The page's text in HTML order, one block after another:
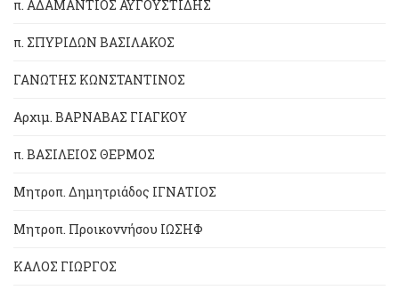
π. ΑΔΑΜΑΝΤΙΟΣ ΑΥΓΟΥΣΤΙΔΗΣ
π. ΣΠΥΡΙΔΩΝ ΒΑΣΙΛΑΚΟΣ
ΓΑΝΩΤΗΣ ΚΩΝΣΤΑΝΤΙΝΟΣ
Αρχιμ. ΒΑΡΝΑΒΑΣ ΓΙΑΓΚΟΥ
π. ΒΑΣΙΛΕΙΟΣ ΘΕΡΜΟΣ
Μητροπ. Δημητριάδος ΙΓΝΑΤΙΟΣ
Μητροπ. Προικοννήσου ΙΩΣΗΦ
ΚΑΛΟΣ ΓΙΩΡΓΟΣ